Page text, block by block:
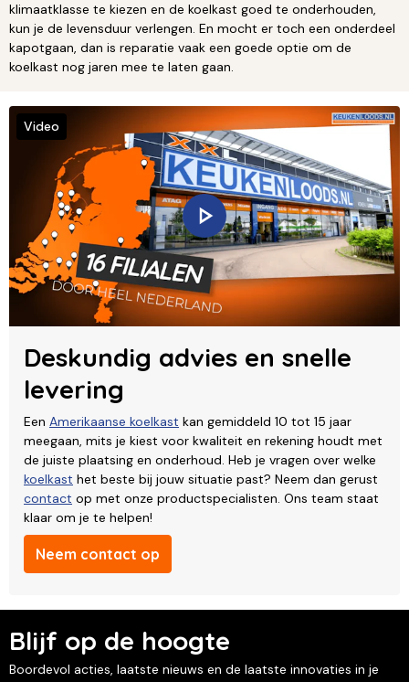
klimaatklasse te kiezen en de koelkast goed te onderhouden,
kun je de levensduur verlengen. En mocht er toch een onderdeel
kapotgaan, dan is reparatie vaak een goede optie om de
koelkast nog jaren mee te laten gaan.
Deskundig advies en snelle
levering
Een Amerikaanse koelkast kan gemiddeld 10 tot 15 jaar
meegaan, mits je kiest voor kwaliteit en rekening houdt met
de juiste plaatsing en onderhoud. Heb je vragen over welke
koelkast het beste bij jouw situatie past? Neem dan gerust
contact op met onze productspecialisten. Ons team staat
klaar om je te helpen!
Neem contact op
Video
Blijf op de hoogte
Boordevol acties, laatste nieuws en de laatste innovaties in je